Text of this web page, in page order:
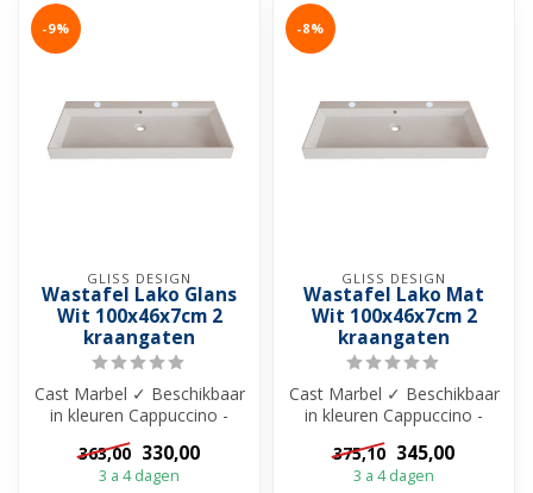
-9%
GLISS DESIGN
Wastafel Lako Glans
Wit 100x46x7cm 2
kraangaten
Cast Marbel ✓ Beschikbaar
in kleuren Cappuccino -
Grijs - Zwart en Wit ✓ Met
of ...
363,00 330,00
3 a 4 dagen
-8%
GLISS DESIGN
Wastafel Lako Mat
Wit 100x46x7cm 2
kraangaten
Cast Marbel ✓ Beschikbaar
in kleuren Cappuccino -
Grijs - Zwart en Wit ✓ Met
of ...
375,10 345,00
3 a 4 dagen